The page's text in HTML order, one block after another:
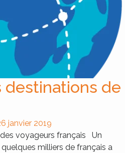
destinations de
janvier 2019
voyageurs français Un
milliers de français a